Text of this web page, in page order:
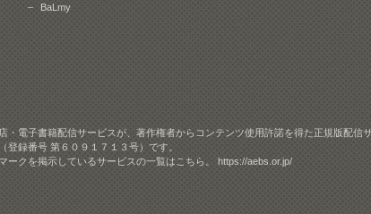
BaLmy
・電子書籍配信サービスが、著作権者からコンテンツ使用許諾を得た正規版配信
登録番号 第６０９１７１３号）です。
ークを掲示しているサービスの一覧はこちら。 https://aebs.or.jp/